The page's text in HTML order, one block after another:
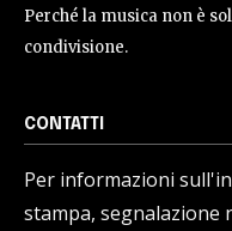
Perché la musica non è
condivisione.
CONTATTI
Per informazioni
stampa, segnalazione